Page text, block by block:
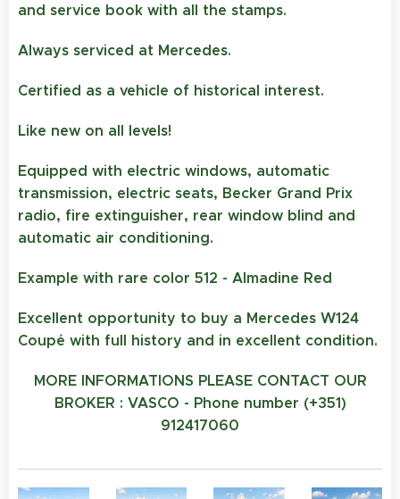
and service book with all the stamps.
Always serviced at Mercedes.
Certified as a vehicle of historical interest.
Like new on all levels!
Equipped with electric windows, automatic
transmission, electric seats, Becker Grand Prix
radio, fire extinguisher, rear window blind and
automatic air conditioning.
Example with rare color 512 - Almadine Red
Excellent opportunity to buy a Mercedes W124
Coupé with full history and in excellent condition.
MORE INFORMATIONS PLEASE CONTACT OUR
BROKER : VASCO - Phone number (+351)
912417060